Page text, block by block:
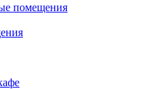
помещения